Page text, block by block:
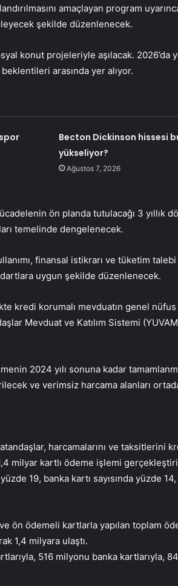
amaçlayan program
şekilde düzenlenecek.
konut projeleriyle aşılacak. 2026’da
arasında yer alıyor.
Becton Dickinson hissesi
yükseliyor?
Ağustos 7, 2026
ön planda tutulacağı 3 yıllık
temelinde dengelenecek.
finansal istikrarı ve tüketim
uygun şekilde düzenlenecek.
kredi korumalı mevduatın genel nüfus
Mevduat ve Katılım Sistemi
2024 yılı sonuna kadar
ve verimsiz harcama alanları
harcamalarını ve taksitlerini
milyar kartlı ödeme işlemi
yüzde 19, banka kartı sayısında yüzde
ön ödemeli kartlarla yapılan toplam
1,4 milyara ulaştı.
516 milyonu banka kartlarıyla,